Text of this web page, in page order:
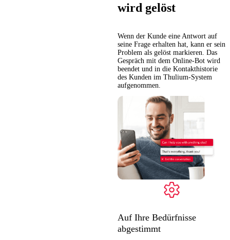
wird gelöst
Wenn der Kunde eine Antwort auf
seine Frage erhalten hat, kann er sein
Problem als gelöst markieren. Das
Gespräch mit dem Online-Bot wird
beendet und in die Kontakthistorie
des Kunden im Thulium-System
aufgenommen.
Auf Ihre Bedürfnisse
abgestimmt